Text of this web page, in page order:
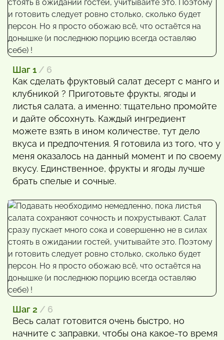
Шаг 1 / 6
Как сделать фруктовый салат десерт с манго и
клубникой ? Приготовьте фрукты, ягоды и
листья салата, а именно: тщательно промойте
и дайте обсохнуть. Каждый ингредиент
можете взять в ином количестве, тут дело
вкуса и предпочтения. Я готовила из того, что у
меня оказалось на данный момент и по своему
вкусу. Единственное, фрукты и ягоды лучше
брать спелые и сочные.
Шаг 2 / 6
Весь салат готовится очень быстро, но
начните с заправки, чтобы она какое-то время